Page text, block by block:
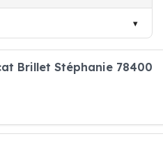
Brillet Stéphanie 78400